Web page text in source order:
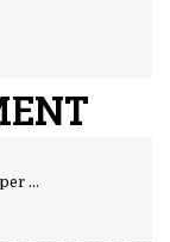
...